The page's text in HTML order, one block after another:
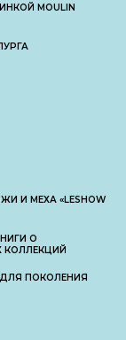
MOULIN
И МЕХА «LESHOW
О
КОЛЛЕКЦИЙ
ПОКОЛЕНИЯ